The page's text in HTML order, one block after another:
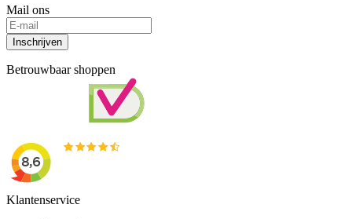
Mail ons
Inschrijven
Betrouwbaar shoppen
Klantenservice